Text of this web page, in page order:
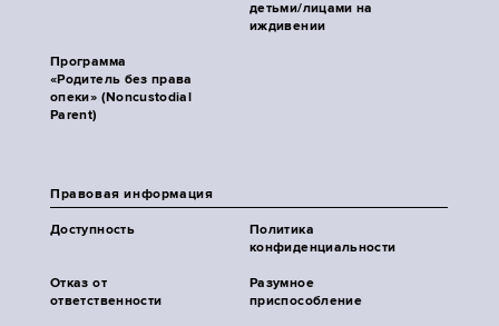
детьми/лицами на
иждивении
Программа
«Родитель без права
опеки» (Noncustodial
Parent)
Правовая информация
Доступность
Политика
конфиденциальности
Отказ от
ответственности
Разумное
приспособление